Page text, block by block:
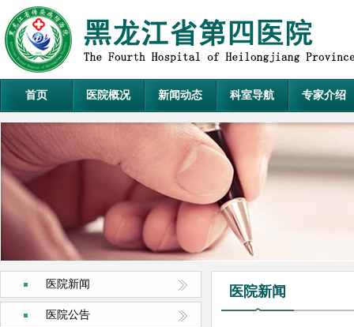
首页 医院概况 新闻动态 科室导航 专家介绍
医院新闻
医院公告
医院新闻